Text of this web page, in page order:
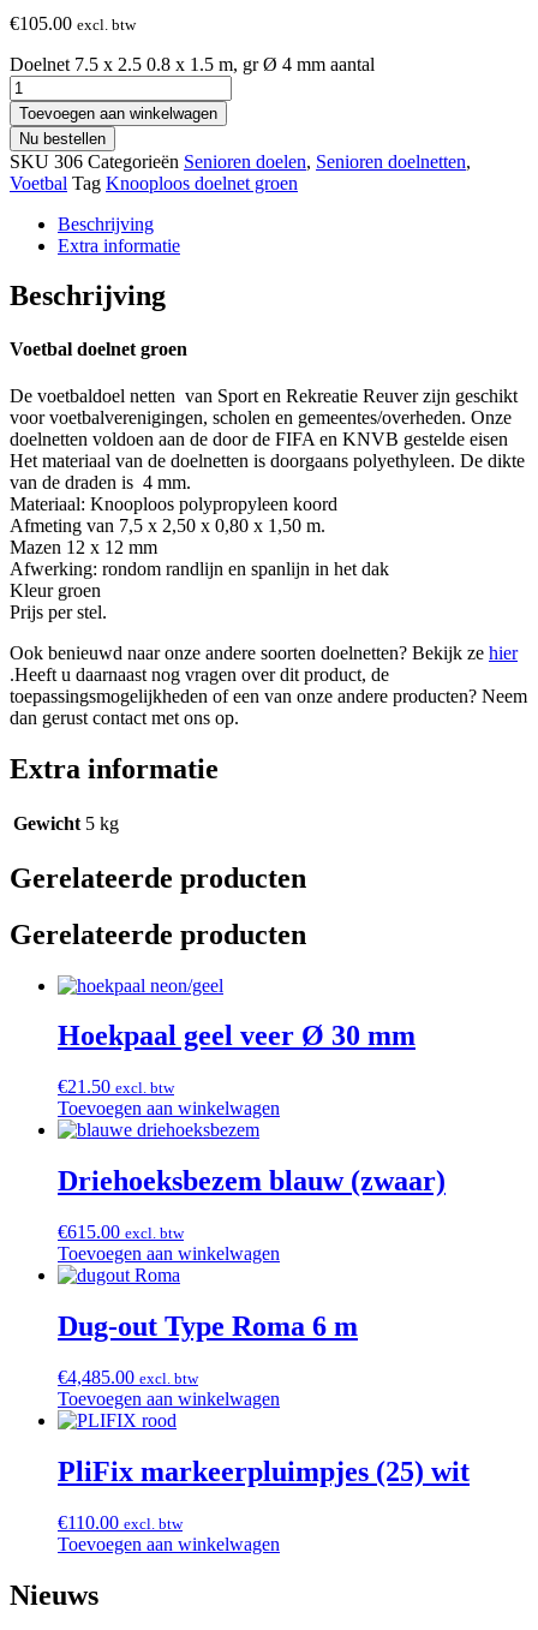
€105.00 excl. btw
Doelnet 7.5 x 2.5 0.8 x 1.5 m, gr Ø 4 mm aantal
Toevoegen aan winkelwagen
Nu bestellen
SKU 306 Categorieën Senioren doelen, Senioren doelnetten,
Voetbal Tag Knooploos doelnet groen
Beschrijving
Extra informatie
Beschrijving
Voetbal doelnet groen
De voetbaldoel netten van Sport en Rekreatie Reuver zijn geschikt
voor voetbalverenigingen, scholen en gemeentes/overheden. Onze
doelnetten voldoen aan de door de FIFA en KNVB gestelde eisen
Het materiaal van de doelnetten is doorgaans polyethyleen. De dikte
van de draden is 4 mm.
Materiaal: Knooploos polypropyleen koord
Afmeting van 7,5 x 2,50 x 0,80 x 1,50 m.
Mazen 12 x 12 mm
Afwerking: rondom randlijn en spanlijn in het dak
Kleur groen
Prijs per stel.
Ook benieuwd naar onze andere soorten doelnetten? Bekijk ze hier
.Heeft u daarnaast nog vragen over dit product, de
toepassingsmogelijkheden of een van onze andere producten? Neem
dan gerust contact met ons op.
Extra informatie
Gewicht 5 kg
Gerelateerde producten
Gerelateerde producten
Hoekpaal geel veer Ø 30 mm
€21.50 excl. btw
Toevoegen aan winkelwagen
Driehoeksbezem blauw (zwaar)
€615.00 excl. btw
Toevoegen aan winkelwagen
Dug-out Type Roma 6 m
€4,485.00 excl. btw
Toevoegen aan winkelwagen
PliFix markeerpluimpjes (25) wit
€110.00 excl. btw
Toevoegen aan winkelwagen
Nieuws